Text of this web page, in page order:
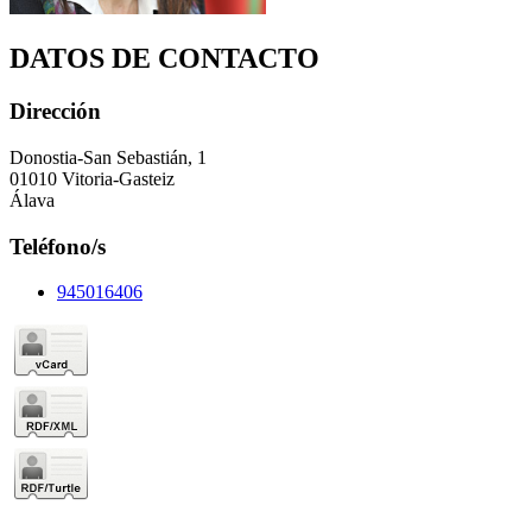
DATOS DE CONTACTO
Dirección
Donostia-San Sebastián, 1
01010 Vitoria-Gasteiz
Álava
Teléfono/s
945016406